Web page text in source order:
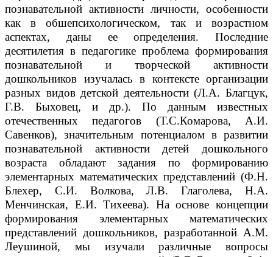
познавательной активности личности, особенности
как в обшепсихологическом, так и возрастном
аспектах, даны ее определения. Последние
десятилетия в педагогике проблема формирования
познавательной и творческой активности
дошкольников изучалась в контексте организации
разных видов детской деятельности (Л.А. Благцук,
Г.В. Быховец, и др.). По данным известных
отечественных педагогов (Т.С.Комарова, А.И.
Савенков), значительным потенциалом в развитии
познавательной активности детей дошкольного
возраста обладают задания по формированию
элементарных математических представлений (Ф.Н.
Блехер, С.И. Волкова, Л.В. Глаголева, Н.А.
Менчинская, Е.И. Тихеева). На основе концепции
формирования элементарных математических
представлений дошкольников, разработанной A.M.
Леушиной, мы изучали различные вопросы